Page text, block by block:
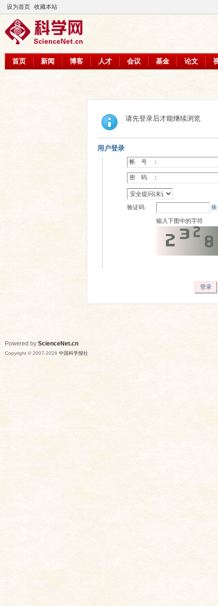
设为首页 收藏本站
首页 新闻 博客 人才 会议 基金 论文
请先登录后才能继续浏览
用户登录
帐 号 ：
密 码 ：
验证码
输入下图中的字符
登录
Powered by ScienceNet.cn
Copyright © 2007-2026 中国科学报社